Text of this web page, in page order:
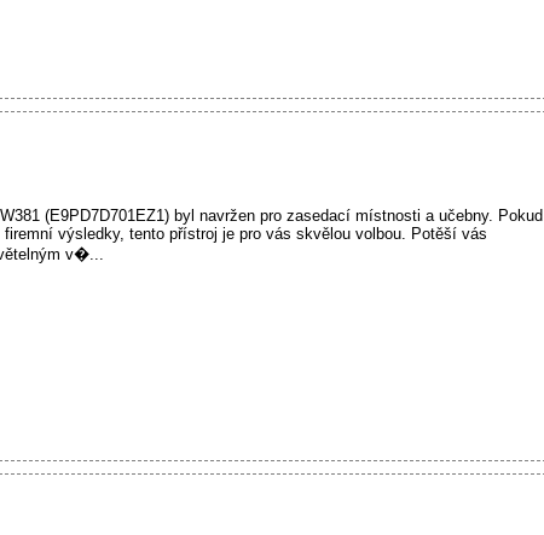
(E9PD7D701EZ1) byl navržen pro zasedací místnosti a učebny. Pokud
výsledky, tento přístroj je pro vás skvělou volbou. Potěší vás
v�...